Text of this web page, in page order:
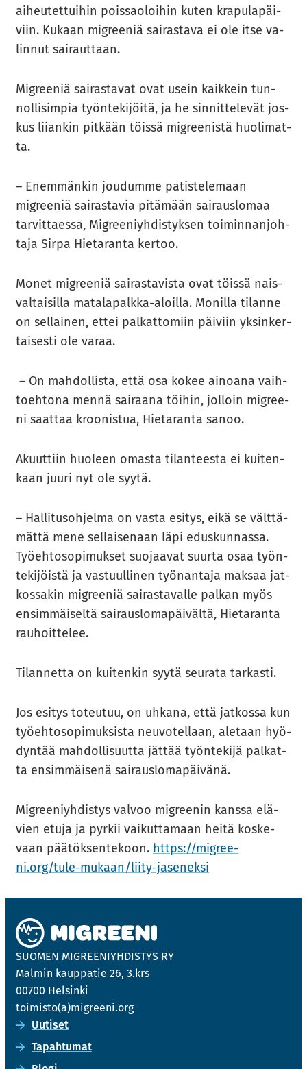
ai­heu­tet­tui­hin pois­sao­loi­hin kuten kra­pu­la­päi­
viin. Ku­kaan migree­niä sai­ras­ta­va ei ole itse va­
lin­nut sai­raut­taan.
Migree­niä sai­ras­ta­vat ovat usein kaik­kein tun­
nol­li­sim­pia työn­te­ki­jöi­tä, ja he sin­nit­te­le­vät jos­
kus lii­an­kin pit­kään töis­sä migree­nis­tä huo­li­mat­
ta.
– Enem­män­kin jou­dum­me pa­tis­te­le­maan
migree­niä sai­ras­ta­via pi­tä­mään sai­raus­lo­maa
tar­vit­taes­sa, Migree­niyh­dis­tyk­sen toi­min­nan­joh­
ta­ja Sirpa Hie­ta­ran­ta ker­too.
Monet migree­niä sai­ras­ta­vis­ta ovat töis­sä nais­
val­tai­sil­la matalapalkka-​aloilla. Mo­nil­la ti­lan­ne
on sel­lai­nen, ettei pal­kat­to­miin päi­viin yk­sin­ker­
tai­ses­ti ole varaa.
– On mah­dol­lis­ta, että osa kokee ai­noa­na vaih­
toeh­to­na mennä sai­raa­na töi­hin, jol­loin migree­
ni saat­taa kroo­nis­tua, Hie­ta­ran­ta sanoo.
Akuut­tiin huo­leen omas­ta ti­lan­tees­ta ei kui­ten­
kaan juuri nyt ole syytä.
– Hal­li­tus­oh­jel­ma on vasta esi­tys, eikä se vält­tä­
mät­tä mene sel­lai­se­naan läpi edus­kun­nas­sa.
Työ­eh­to­so­pi­muk­set suo­jaa­vat suur­ta osaa työn­
te­ki­jöis­tä ja vas­tuul­li­nen työ­nan­ta­ja mak­saa jat­
kos­sa­kin migree­niä sai­ras­ta­val­le pal­kan myös
en­sim­mäi­sel­tä sai­raus­lo­ma­päi­väl­tä, Hie­ta­ran­ta
rau­hoit­te­lee.
Ti­lan­net­ta on kui­ten­kin syytä seu­ra­ta tar­kas­ti.
Jos esi­tys to­teu­tuu, on uh­ka­na, että jat­kos­sa kun
työ­eh­to­so­pi­muk­sis­ta neu­vo­tel­laan, ale­taan hyö­
dyn­tää mah­dol­li­suut­ta jät­tää työn­te­ki­jä pal­kat­
ta en­sim­mäi­se­nä sai­raus­lo­ma­päi­vä­nä.
Migree­niyh­dis­tys val­voo migree­nin kans­sa elä­
vien etuja ja pyr­kii vai­kut­ta­maan heitä kos­ke­
vaan pää­tök­sen­te­koon. https://migree­
ni.org/tule-​mukaan/liity-​jaseneksi
SUO­MEN MIGREE­NIYH­DIS­TYS RY
Mal­min kaup­pa­tie 26, 3.krs
00700 Hel­sin­ki
toi­mis­to(a)migree­ni.org
Uu­ti­set
Ta­pah­tu­mat